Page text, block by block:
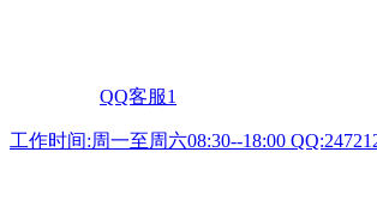
QQ客服1
工作时间:周一至周六08:30--18:00